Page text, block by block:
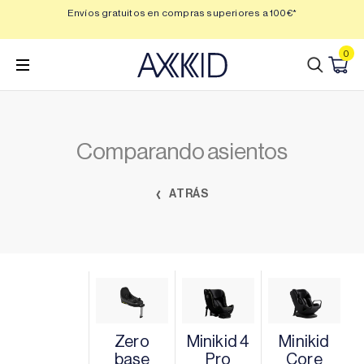
contenido
Envíos gratuitos en compras superiores a 100€*
0
Comparando asientos
ATRÁS
Zero
base
Minikid 4
Pro
Minikid
Core